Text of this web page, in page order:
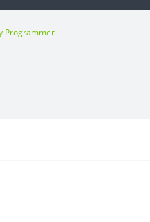
Programmer